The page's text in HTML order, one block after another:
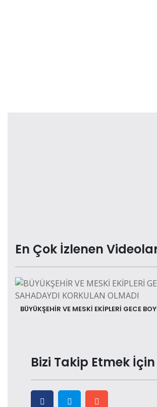
En Çok İzlenen
BÜYÜKŞEHİR VE MESKİ EKİPLERİ GECE
Bizi Takip Etmek İçin